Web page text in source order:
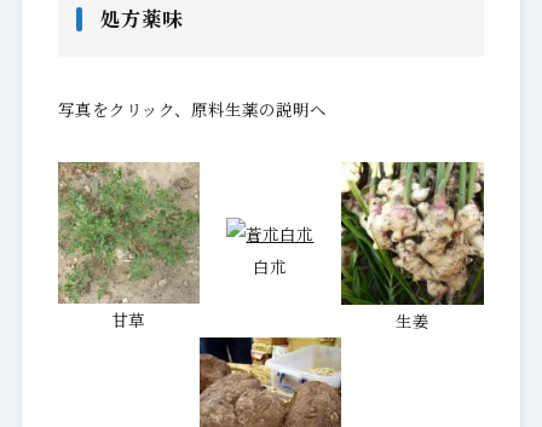
処方薬味
写真をクリック、原料生薬の説明へ
甘草
白朮
生姜